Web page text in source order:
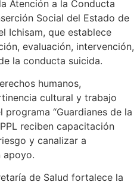
Atención a la Conducta
Social del Estado de
Ichisam, que establece
evaluación, intervención,
la conducta suicida.
humanos,
cultural y trabajo
“Guardianes de la
reciben capacitación
y canalizar a
apoyo.
de Salud fortalece la